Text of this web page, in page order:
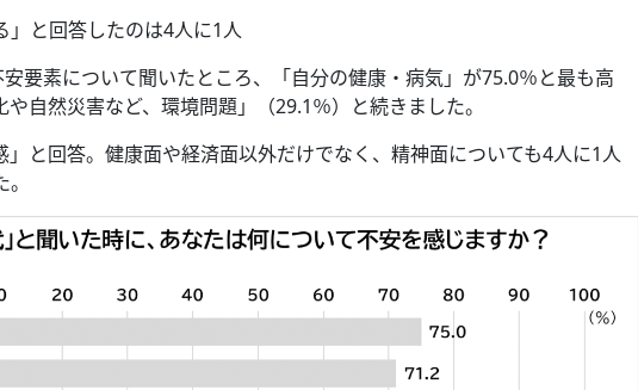
と回答したのは4人に1人
要素について聞いたところ、「自分の健康・病気」が75.0％と最も高
自然災害など、環境問題」（29.1％）と続きました。
と回答。健康面や経済面以外だけでなく、精神面についても4人に1人